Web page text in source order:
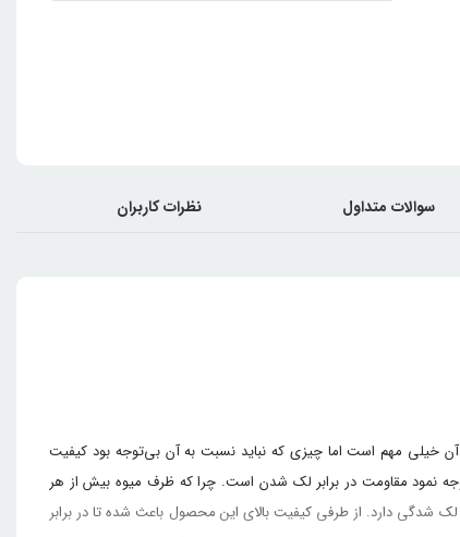
سوالات متداول نظرات کاربران
خیلی مهم است اما چیزی که نباید نسبت به آن بی‌توجه بود کیفیت
نمود مقاومت در برابر لک شدن است. چرا که ظرف میوه بیش از هر
شدگی دارد. از طرفی کیفیت بالای این محصول باعث شده تا در برابر